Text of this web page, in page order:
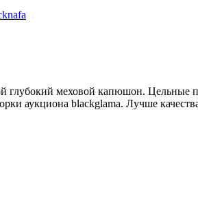
меховой капюшон. Цельные
аукциона blackglama. Лучше